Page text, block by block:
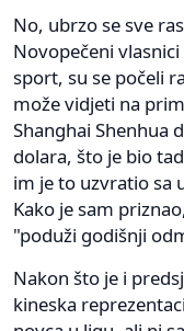
No, ubrzo se sve
Novopečeni
sport, su se počeli
može vidjeti na
Shanghai Shenhua
dolara, što je bio
im je to uzvratio sa
Kako je sam
"poduži godišnji
Nakon što je i
kineska